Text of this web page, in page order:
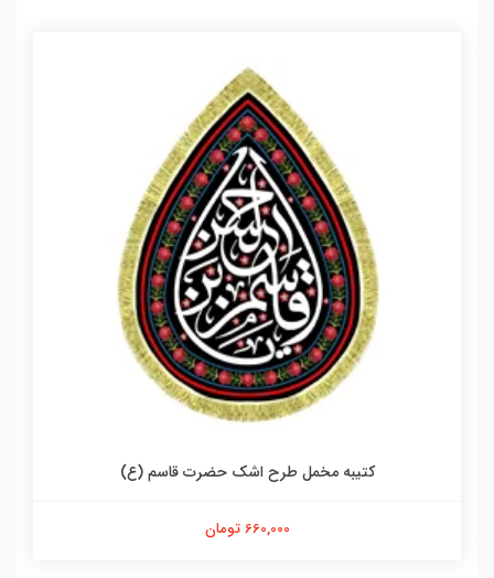
کتیبه مخمل طرح اشک حضرت قاسم (ع)
660,000 تومان